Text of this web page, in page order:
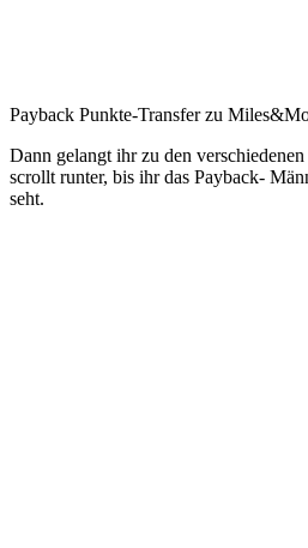
Payback Punkte-Transfer zu
Dann gelangt ihr zu den
scrollt runter, bis ihr das Payback-
seht.